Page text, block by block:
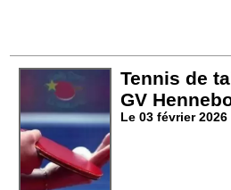
Tennis de
GV
Le 03 février 2026